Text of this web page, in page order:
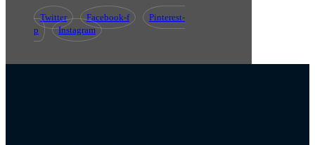
Twitter Facebook-f
Pinterest-
p
Instagram